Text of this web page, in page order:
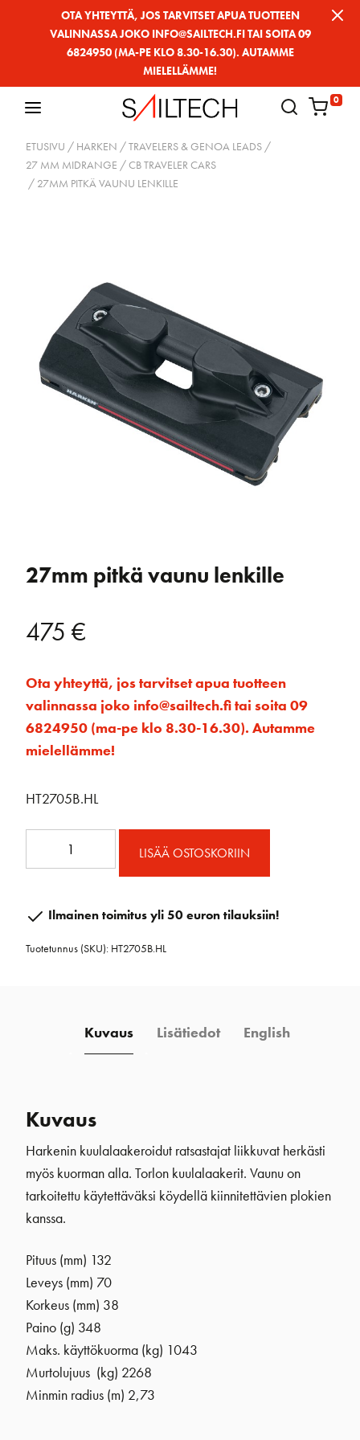
OTA YHTEYTTÄ, JOS TARVITSET APUA TUOTTEEN
VALINNASSA JOKO INFO@SAILTECH.FI TAI SOITA 09
6824950 (MA-PE KLO 8.30-16.30). AUTAMME
MIELELLÄMME!
0
ETUSIVU / HARKEN /TRAVELERS & GENOA LEADS /
27 MM MIDRANGE /CB TRAVELER CARS
/ 27MM PITKÄ VAUNU LENKILLE
27mm pitkä vaunu lenkille
475 €
Ota yhteyttä, jos tarvitset apua tuotteen
valinnassa joko info@sailtech.fi tai soita 09
6824950 (ma-pe klo 8.30-16.30). Autamme
mielellämme!
HT2705B.HL
lenkille
LISÄÄ OSTOSKORIIN
Ilmainen toimitus yli 50 euron tilauksiin!
Tuotetunnus (SKU): HT2705B.HL
Kuvaus Lisätiedot English
Kuvaus
Harkenin kuulalaakeroidut ratsastajat liikkuvat herkästi
myös kuorman alla. Torlon kuulalaakerit. Vaunu on
tarkoitettu käytettäväksi köydellä kiinnitettävien plokien
kanssa.
Pituus (mm) 132
Leveys (mm) 70
Korkeus (mm) 38
Paino (g) 348
Maks. käyttökuorma (kg) 1043
Murtolujuus (kg) 2268
Minmin radius (m) 2,73